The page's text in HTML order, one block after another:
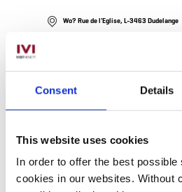
Consent Details
This website uses cookies
In order to offer the best
cookies in our websites. Without
Wo? Rue de l'Eglise, L-3463 Dudelange
Geöffnet
Schließt um 17:00
Neugotische Kirche Saint Martin